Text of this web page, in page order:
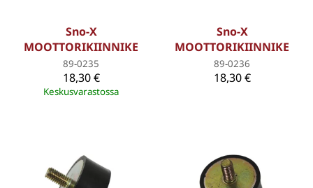
Sno-X
MOOTTORIKIINNIKE
89-0235
18,30 €
Keskusvarastossa
Sno-X
MOOTTORIKIINNIKE
89-0236
18,30 €